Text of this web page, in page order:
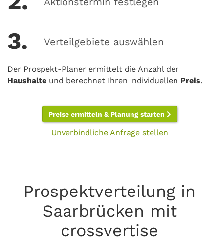
3. Verteilgebiete auswählen
Der Prospekt-Planer ermittelt die Anzahl der
Haushalte und berechnet Ihren individuellen Preis.
Preise ermitteln & Planung starten
Unverbindliche Anfrage stellen
Prospektverteilung in
Saarbrücken mit
crossvertise